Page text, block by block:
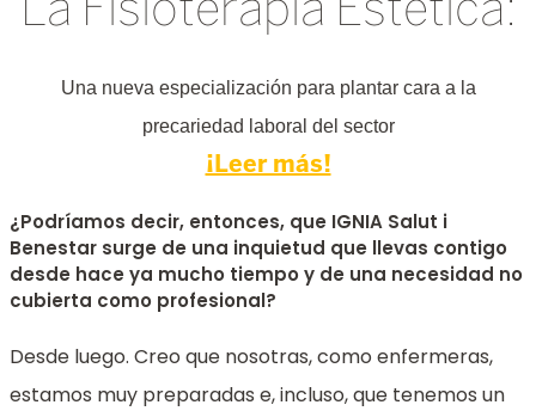
La Fisioterapia Estética:
Una nueva especialización para plantar cara a la
precariedad laboral del sector
¡Leer más!
¿Podríamos decir, entonces, que IGNIA Salut i
Benestar surge de una inquietud que llevas contigo
desde hace ya mucho tiempo y de una necesidad no
cubierta como profesional?
Desde luego. Creo que nosotras, como enfermeras,
estamos muy preparadas e, incluso, que tenemos un